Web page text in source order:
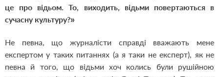
це про відьом. То, виходить, відьми повертаються в
сучасну культуру?»
Не певна, що журналісти справді вважають мене
експертом у таких питаннях (а я таки не експерт), як не
певна й того, що відьми хоч колись були рушійною